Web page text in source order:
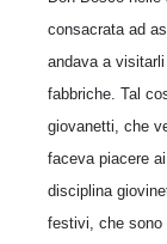
consacrata ad
andava a
fabbriche. Tal
giovanetti, che
faceva piacere
disciplina
festivi, che sono